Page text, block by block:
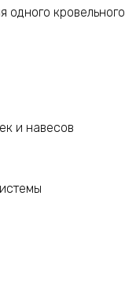
кровельного
и навесов